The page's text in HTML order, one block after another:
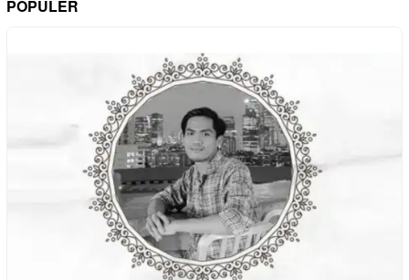
POPULER